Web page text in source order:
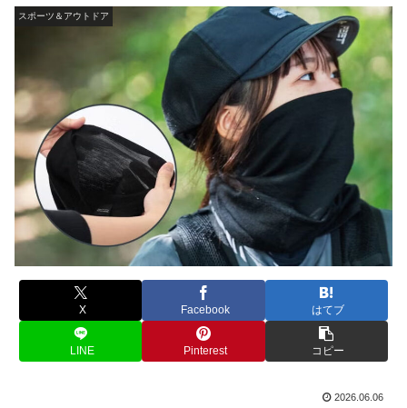
スポーツ＆アウトドア
X Facebook はてブ
LINE Pinterest コピー
2026.06.06